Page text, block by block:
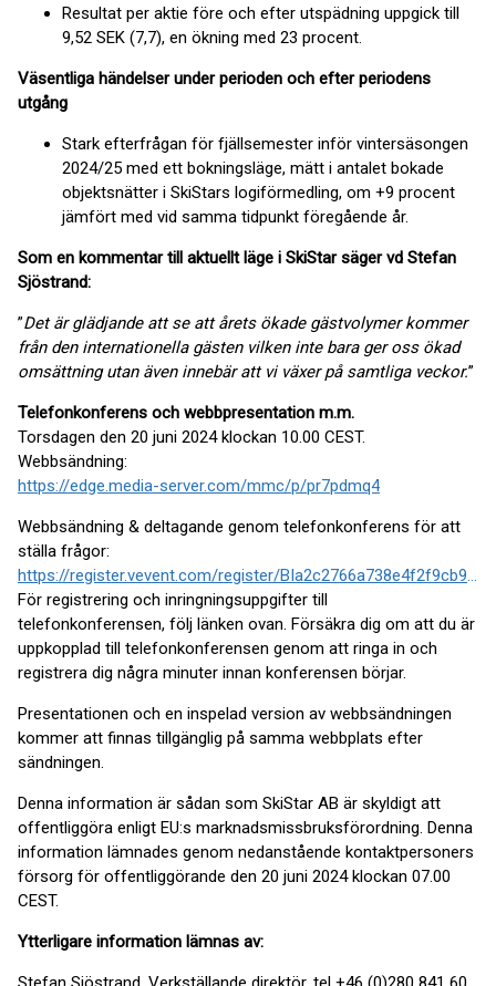
Resultat per aktie före och efter utspädning uppgick till
9,52 SEK (7,7), en ökning med 23 procent.
Väsentliga händelser under perioden och efter periodens
utgång
Stark efterfrågan för fjällsemester inför vintersäsongen
2024/25 med ett bokningsläge, mätt i antalet bokade
objektsnätter i SkiStars logiförmedling, om +9 procent
jämfört med vid samma tidpunkt föregående år.
Som en kommentar till aktuellt läge i SkiStar säger vd Stefan
Sjöstrand:
”Det är glädjande att se att årets ökade gästvolymer kommer
från den internationella gästen vilken inte bara ger oss ökad
omsättning utan även innebär att vi växer på samtliga veckor.”
Telefonkonferens och webbpresentation m.m.
Torsdagen den 20 juni 2024 klockan 10.00 CEST.
Webbsändning:
https://edge.media-server.com/mmc/p/pr7pdmq4
Webbsändning & deltagande genom telefonkonferens för att
ställa frågor:
https://register.vevent.com/register/BIa2c2766a738e4f2f9cb902c49133c729
För registrering och inringningsuppgifter till
telefonkonferensen, följ länken ovan. Försäkra dig om att du är
uppkopplad till telefonkonferensen genom att ringa in och
registrera dig några minuter innan konferensen börjar.
Presentationen och en inspelad version av webbsändningen
kommer att finnas tillgänglig på samma webbplats efter
sändningen.
Denna information är sådan som SkiStar AB är skyldigt att
offentliggöra enligt EU:s marknadsmissbruksförordning. Denna
information lämnades genom nedanstående kontaktpersoners
försorg för offentliggörande den 20 juni 2024 klockan 07.00
CEST.
Ytterligare information lämnas av: